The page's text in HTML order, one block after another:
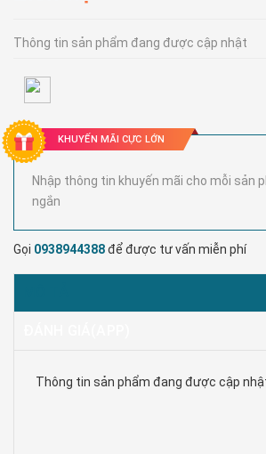
Thông tin sản phẩm đang được cập nhật
KHUYẾN MÃI CỰC LỚN
Nhập thông tin khuyến mãi cho mỗi sản
ngắn
Gọi 0938944388để được tư vấn miễn phí
Thông tin sản phẩm đang được cập